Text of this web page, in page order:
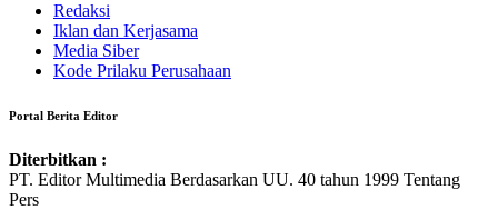
Redaksi
Iklan dan Kerjasama
Media Siber
Kode Prilaku Perusahaan
Portal Berita Editor
Diterbitkan :
PT. Editor Multimedia Berdasarkan UU. 40 tahun 1999 Tentang
Pers